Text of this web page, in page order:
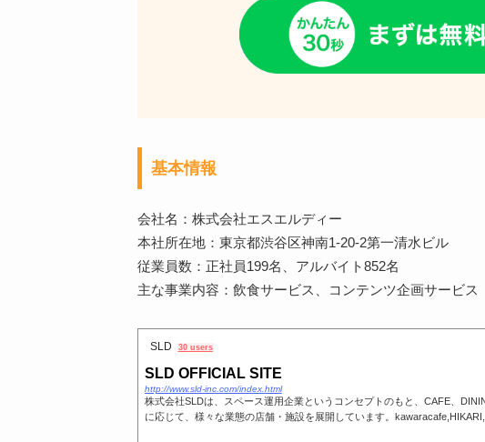
基本情報
会社名：株式会社エスエルディー
本社所在地：東京都渋谷区神南1-20-2第一清水ビル
従業員数：正社員199名、アルバイト852名
主な事業内容：飲食サービス、コンテンツ企画サービス
SLD 30 users
SLD OFFICIAL SITE
http://www.sld-inc.com/index.html
株式会社SLDは、スペース運用企業というコンセプトのもと、CAFE、
に応じて、様々な業態の店舗・施設を展開しています。